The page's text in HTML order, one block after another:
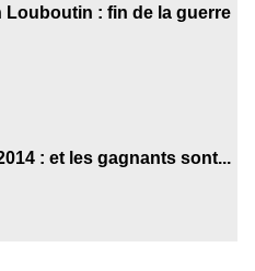
Louboutin : fin de la guerre
: et les gagnants sont...